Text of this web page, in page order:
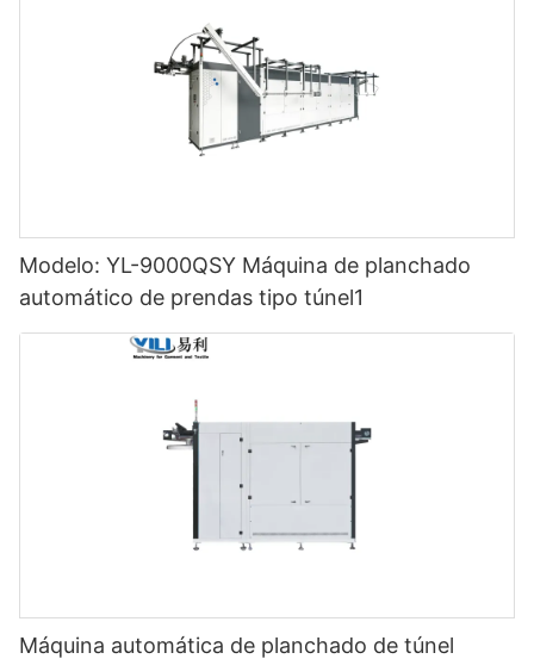
Modelo: YL-9000QSY Máquina de planchado
automático de prendas tipo túnel1
Máquina automática de planchado de túnel